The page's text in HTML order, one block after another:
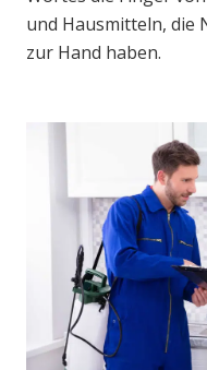
und Hausmitteln, die
zur Hand haben.